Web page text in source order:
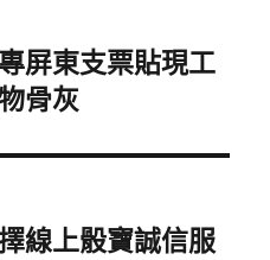
屏東支票貼現工
骨灰
線上骰寶誠信服